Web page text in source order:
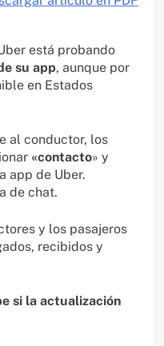
está probando
su app, aunque por
en Estados
al conductor, los
«contacto» y
app de Uber.
de chat.
y los pasajeros
recibidos y
si la actualización